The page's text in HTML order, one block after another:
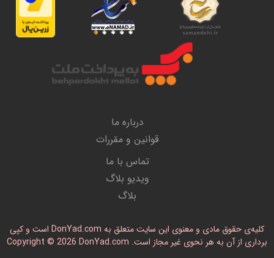
درباره ما
قوانین و مقررات
تماس با ما
ویدیو بلاگ
بلاگ
کلیه‌ی حقوق مادی و معنوی این سایت متعلق به DonYad.com است و کپی
برداری از آن به هر نحوی غیر مجاز است. Copyright © 2026 DonYad.com